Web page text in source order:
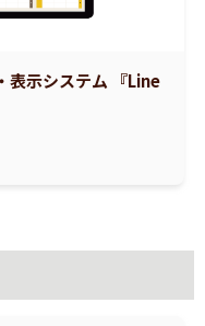
表示システム 『Line